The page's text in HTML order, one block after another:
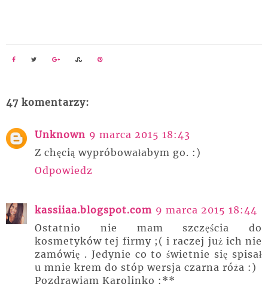
47 komentarzy:
Unknown 9 marca 2015 18:43
Z chęcią wypróbowałabym go. :)
Odpowiedz
kassiiaa.blogspot.com 9 marca 2015 18:44
Ostatnio nie mam szczęścia do
kosmetyków tej firmy ;( i raczej już ich nie
zamówię . Jedynie co to świetnie się spisał
u mnie krem do stóp wersja czarna róża :)
Pozdrawiam Karolinko :**